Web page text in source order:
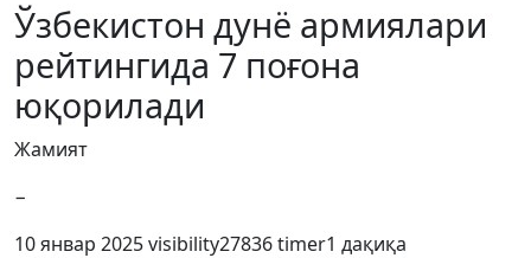
Ўзбекистон дунё армиялари
рейтингида 7 поғона
юқорилади
Жамият
−
10 январ 2025visibility27836timer1 дақиқа